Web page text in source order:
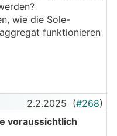
wie die Sole-
funktionieren
2.2.2025 (#268)
voraussichtlich